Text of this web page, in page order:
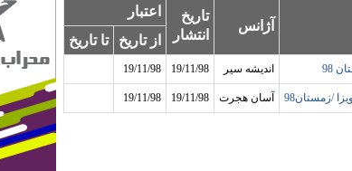
آژانس
تاريخ
انتشار
اعتبار
از تاريخ
تا تاریخ
98 انديشه سير 19/11/98
19/11/98
/زمستان98 آسان هجرت 19/11/98
19/11/98